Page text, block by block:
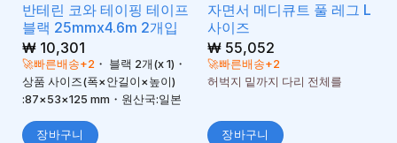
반테린 코와 테이핑 테이프
블랙 25mmx4.6m 2개입
₩10,301
🚀빠른배송+2・ 블랙 2개(x 1)・
상품 사이즈(폭×안길이×높이)
:87×53×125 mm・원산국:일본
장바구니
자면서 메디큐트 풀 레그 L
사이즈
₩55,052
🚀빠른배송+2
허벅지 밑까지 다리 전체를
장바구니